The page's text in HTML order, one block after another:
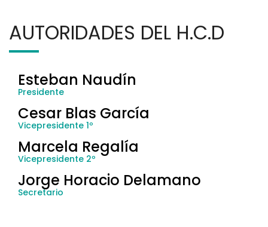
AUTORIDADES DEL H.C.D
Esteban Naudín
Presidente
Cesar Blas García
Vicepresidente 1º
Marcela Regalía
Vicepresidente 2º
Jorge Horacio Delamano
Secretario